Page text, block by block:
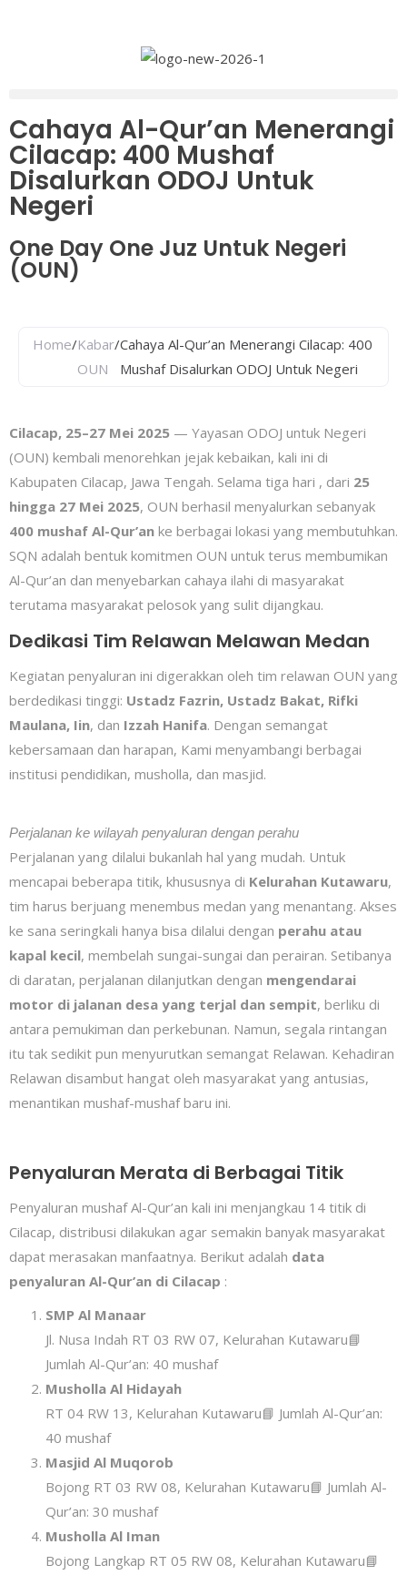
Cahaya Al-Qur’an Menerangi
Cilacap: 400 Mushaf
Disalurkan ODOJ Untuk
Negeri
One Day One Juz Untuk Negeri
(OUN)
Home/Kabar
OUN
/Cahaya Al-Qur’an Menerangi Cilacap: 400
Mushaf Disalurkan ODOJ Untuk Negeri
Cilacap, 25–27 Mei 2025 — Yayasan ODOJ untuk Negeri
(OUN) kembali menorehkan jejak kebaikan, kali ini di
Kabupaten Cilacap, Jawa Tengah. Selama tiga hari , dari 25
hingga 27 Mei 2025, OUN berhasil menyalurkan sebanyak
400 mushaf Al-Qur’an ke berbagai lokasi yang membutuhkan.
SQN adalah bentuk komitmen OUN untuk terus membumikan
Al-Qur’an dan menyebarkan cahaya ilahi di masyarakat
terutama masyarakat pelosok yang sulit dijangkau.
Dedikasi Tim Relawan Melawan Medan
Kegiatan penyaluran ini digerakkan oleh tim relawan OUN yang
berdedikasi tinggi: Ustadz Fazrin, Ustadz Bakat, Rifki
Maulana, Iin, dan Izzah Hanifa. Dengan semangat
kebersamaan dan harapan, Kami menyambangi berbagai
institusi pendidikan, musholla, dan masjid.
Perjalanan ke wilayah penyaluran dengan perahu
Perjalanan yang dilalui bukanlah hal yang mudah. Untuk
mencapai beberapa titik, khususnya di Kelurahan Kutawaru,
tim harus berjuang menembus medan yang menantang. Akses
ke sana seringkali hanya bisa dilalui dengan perahu atau
kapal kecil, membelah sungai-sungai dan perairan. Setibanya
di daratan, perjalanan dilanjutkan dengan mengendarai
motor di jalanan desa yang terjal dan sempit, berliku di
antara pemukiman dan perkebunan. Namun, segala rintangan
itu tak sedikit pun menyurutkan semangat Relawan. Kehadiran
Relawan disambut hangat oleh masyarakat yang antusias,
menantikan mushaf-mushaf baru ini.
Penyaluran Merata di Berbagai Titik
Penyaluran mushaf Al-Qur’an kali ini menjangkau 14 titik di
Cilacap, distribusi dilakukan agar semakin banyak masyarakat
dapat merasakan manfaatnya. Berikut adalah data
penyaluran Al-Qur’an di Cilacap :
SMP Al Manaar
Jl. Nusa Indah RT 03 RW 07, Kelurahan Kutawaru📘
Jumlah Al-Qur’an: 40 mushaf
Musholla Al Hidayah
RT 04 RW 13, Kelurahan Kutawaru📘 Jumlah Al-Qur’an:
40 mushaf
Masjid Al Muqorob
Bojong RT 03 RW 08, Kelurahan Kutawaru📘 Jumlah Al-
Qur’an: 30 mushaf
Musholla Al Iman
Bojong Langkap RT 05 RW 08, Kelurahan Kutawaru📘